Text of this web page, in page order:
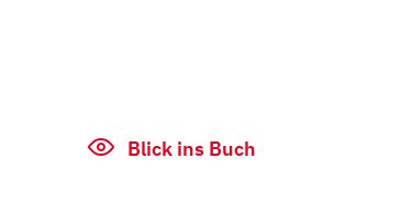
Blick ins Buch